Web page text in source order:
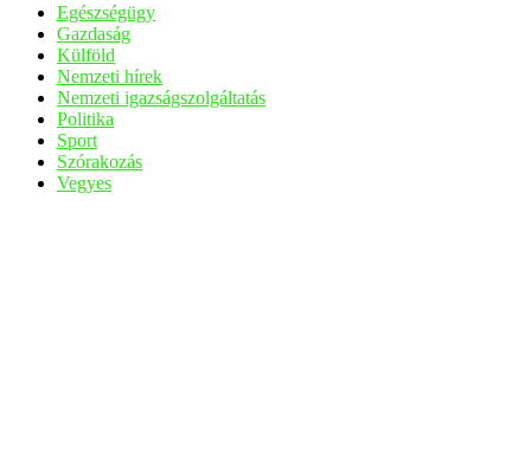
Egészségügy
Gazdaság
Külföld
Nemzeti hírek
Nemzeti igazságszolgáltatás
Politika
Sport
Szórakozás
Vegyes